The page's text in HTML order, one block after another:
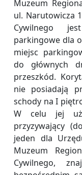
Muzeum
ul. Narutowicza
Cywilnego
parkingowe dla
miejsc
do głównych
przeszkód.
nie posiadają
schody na I
W celu jej
przyzywający
jeden dla
Muzeum
Cywilnego,